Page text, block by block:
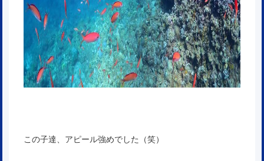
この子達、アピール強めでした（笑）